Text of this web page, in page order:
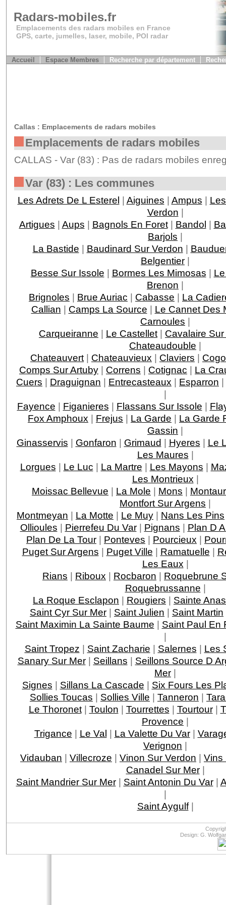
Radars-mobiles.fr
Emplacements des radars mobiles en France
GPS, carte, jumelles, laser, mobile, POI radar
Accueil Espace Membres Recherche par département
Callas : Emplacements de radars mobiles
Emplacements de radars mobiles
CALLAS - Var (83) : Pas de radars mobiles
Var (83) : Les communes
Les Adrets De L Esterel | Aiguines | Ampus |
Verdon |
Artigues | Aups | Bagnols En Foret| Bandol |
Barjols |
La Bastide | Baudinard Sur Verdon |
Belgentier |
Besse Sur Issole | Bormes Les Mimosas |
Brenon |
Brignoles | Brue Auriac | Cabasse | La
Callian | Camps La Source | Le Cannet Des
Carnoules |
Carqueiranne | Le Castellet | Cavalaire
Chateaudouble |
Chateauvert | Chateauvieux | Claviers |
Comps Sur Artuby | Correns | Cotignac | La
Cuers | Draguignan | Entrecasteaux | Esparron |
|
Fayence | Figanieres | Flassans Sur Issole |
Fox Amphoux | Frejus | La Garde | La Garde
Gassin |
Ginasservis | Gonfaron | Grimaud | Hyeres | Le
Les Maures |
Lorgues | Le Luc | La Martre | Les Mayons |
Les Montrieux |
Moissac Bellevue | La Mole | Mons |
Montfort Sur Argens |
Montmeyan | La Motte | Le Muy | Nans Les Pins
Ollioules | Pierrefeu Du Var| Pignans | Plan D
Plan De La Tour | Ponteves | Pourcieux |
Puget Sur Argens | Puget Ville | Ramatuelle |
Les Eaux |
Rians | Riboux | Rocbaron | Roquebrune
Roquebrussanne |
La Roque Esclapon | Rougiers | Sainte
Saint Cyr Sur Mer | Saint Julien | Saint Martin
Saint Maximin La Sainte Baume | Saint Paul En
|
Saint Tropez | Saint Zacharie | Salernes | Les
Sanary Sur Mer| Seillans | Seillons Source D
Mer |
Signes | Sillans La Cascade | Six Fours Les
Sollies Toucas | Sollies Ville | Tanneron |
Le Thoronet| Toulon | Tourrettes | Tourtour|
Provence |
Trigance | Le Val | La Valette Du Var|
Verignon |
Vidauban | Villecroze | Vinon Sur Verdon | Vins
Canadel Sur Mer|
Saint Mandrier Sur Mer| Saint Antonin Du Var|
|
Saint Aygulf|
Design: G.